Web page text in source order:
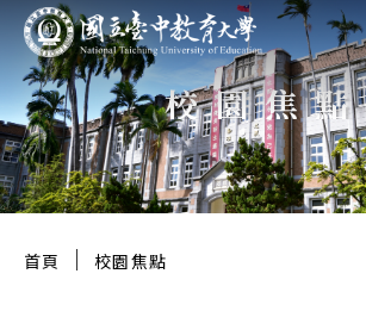
跳
至
主
要
區
:::
校園焦點
首頁 ｜ 校園焦點